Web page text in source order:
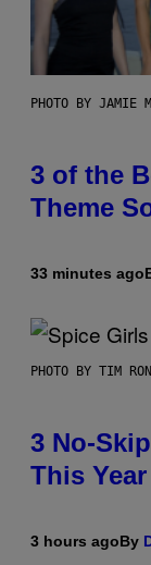
PHOTO BY JAMIE
3 of the
Theme
33 minutes ago
PHOTO BY TIM
3 No-
This Year
3 hours agoBy